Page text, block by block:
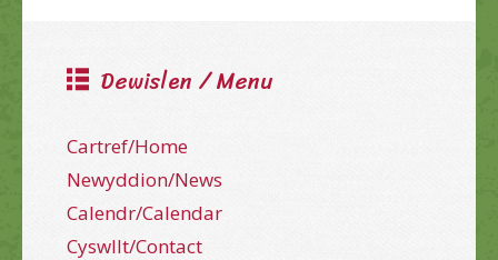
Dewislen / Menu
Cartref/Home
Newyddion/News
Calendr/Calendar
Cyswllt/Contact